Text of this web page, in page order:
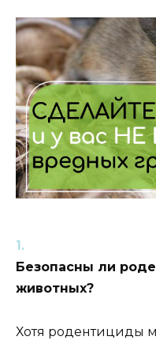
Безопасны ли
животных?
Хотя родентициды